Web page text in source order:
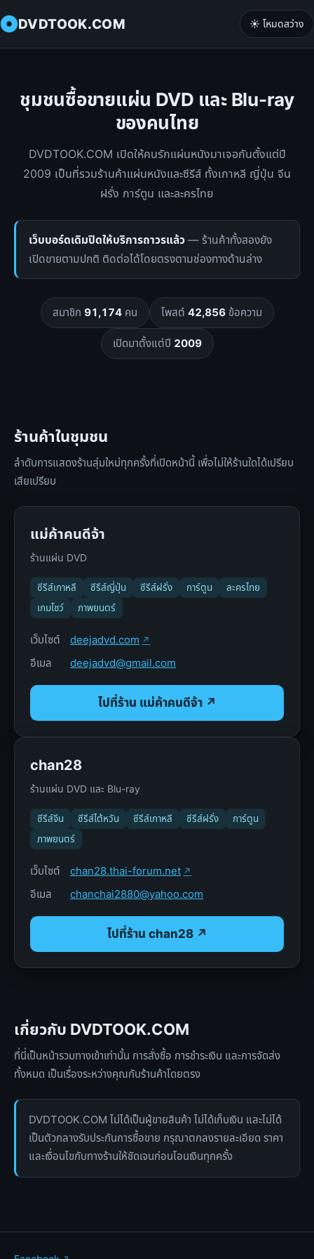
DVDTOOK.COM ☀️ โหมดสว่าง
ชุมชนซื้อขายแผ่น DVD และ Blu-ray
ของคนไทย
DVDTOOK.COM เปิดให้คนรักแผ่นหนังมาเจอกันตั้งแต่ปี
2009 เป็นที่รวมร้านค้าแผ่นหนังและซีรีส์ ทั้งเกาหลี ญี่ปุ่น จีน
ฝรั่ง การ์ตูน และละครไทย
เว็บบอร์ดเดิมปิดให้บริการถาวรแล้ว — ร้านค้าทั้งสองยัง
เปิดขายตามปกติ ติดต่อได้โดยตรงตามช่องทางด้านล่าง
สมาชิก 91,174คน โพสต์ 42,856ข้อความ
เปิดมาตั้งแต่ปี 2009
ร้านค้าในชุมชน
ลำดับการแสดงร้านสุ่มใหม่ทุกครั้งที่เปิดหน้านี้ เพื่อไม่ให้ร้านใดได้เปรียบ
เสียเปรียบ
แม่ค้าคนดีจ้า
ร้านแผ่น DVD
ซีรีส์เกาหลี ซีรีส์ญี่ปุ่น ซีรีส์ฝรั่ง การ์ตูน
ละครไทย
เกมโชว์
ภาพยนตร์
เว็บไซต์
deejadvd.com
อีเมล
deejadvd@gmail.com
ไปที่ร้าน แม่ค้าคนดีจ้า ↗
chan28
ร้านแผ่น DVD และ Blu-ray
ซีรีส์จีน ซีรีส์ไต้หวัน ซีรีส์เกาหลี ซีรีส์ฝรั่ง
การ์ตูน
ภาพยนตร์
เว็บไซต์
chan28.thai-forum.net
อีเมล
chanchai2880@yahoo.com
ไปที่ร้าน chan28 ↗
เกี่ยวกับ DVDTOOK.COM
ที่นี่เป็นหน้ารวมทางเข้าเท่านั้น การสั่งซื้อ การชำระเงิน และการจัดส่ง
ทั้งหมด เป็นเรื่องระหว่างคุณกับร้านค้าโดยตรง
DVDTOOK.COM ไม่ได้เป็นผู้ขายสินค้า ไม่ได้เก็บเงิน และไม่ได้
เป็นตัวกลางรับประกันการซื้อขาย กรุณาตกลงรายละเอียด ราคา
และเงื่อนไขกับทางร้านให้ชัดเจนก่อนโอนเงินทุกครั้ง